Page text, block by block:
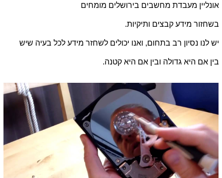
אונליין מעבדת מחשבים בירושלים מומחים
בשחזור מידע קבצים ותיקיות.
יש לנו נסיון רב בתחום, ואנו יכולים לשחזר מידע לכל בעיה שיש
בין אם היא גדולה ובין אם היא קטנה.